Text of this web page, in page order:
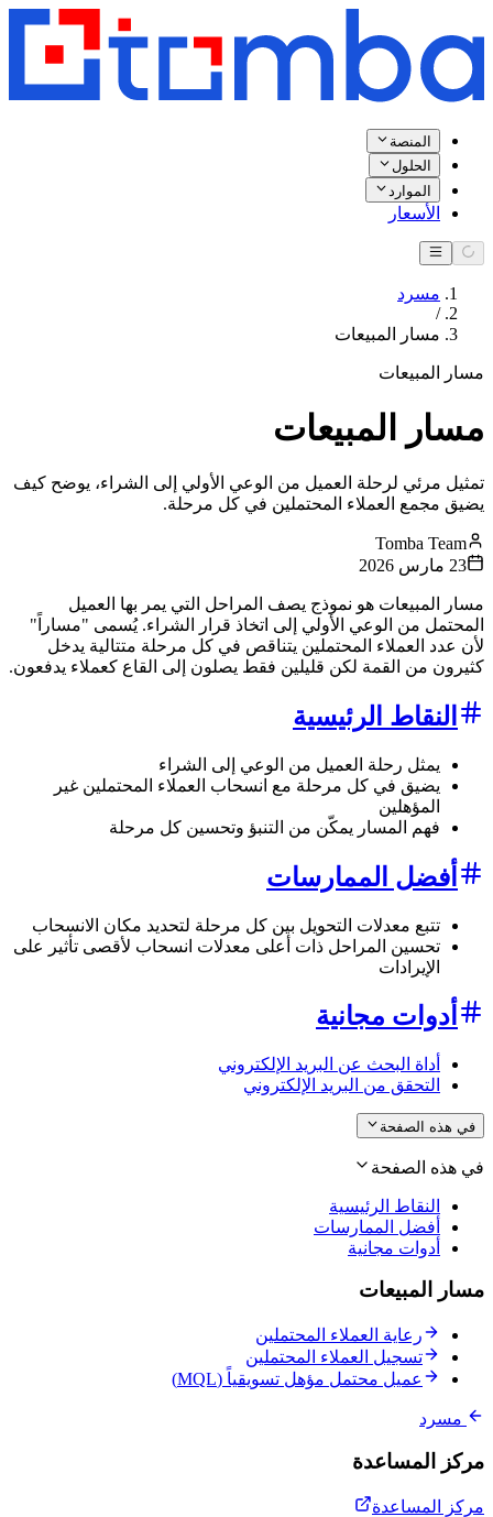
المنصة
الحلول
الموارد
الأسعار
مسرد
/
مسار المبيعات
مسار المبيعات
مسار المبيعات
تمثيل مرئي لرحلة العميل من الوعي الأولي إلى الشراء، يوضح كيف
يضيق مجمع العملاء المحتملين في كل مرحلة.
Tomba Team
23 مارس 2026
مسار المبيعات هو نموذج يصف المراحل التي يمر بها العميل
المحتمل من الوعي الأولي إلى اتخاذ قرار الشراء. يُسمى "مساراً"
لأن عدد العملاء المحتملين يتناقص في كل مرحلة متتالية يدخل
كثيرون من القمة لكن قليلين فقط يصلون إلى القاع كعملاء يدفعون.
النقاط الرئيسية
يمثل رحلة العميل من الوعي إلى الشراء
يضيق في كل مرحلة مع انسحاب العملاء المحتملين غير
المؤهلين
فهم المسار يمكّن من التنبؤ وتحسين كل مرحلة
أفضل الممارسات
تتبع معدلات التحويل بين كل مرحلة لتحديد مكان الانسحاب
تحسين المراحل ذات أعلى معدلات انسحاب لأقصى تأثير على
الإيرادات
أدوات مجانية
أداة البحث عن البريد الإلكتروني
التحقق من البريد الإلكتروني
في هذه الصفحة
في هذه الصفحة
النقاط الرئيسية
أفضل الممارسات
أدوات مجانية
مسار المبيعات
رعاية العملاء المحتملين
تسجيل العملاء المحتملين
عميل محتمل مؤهل تسويقياً (MQL)
مسرد
مركز المساعدة
مركز المساعدة